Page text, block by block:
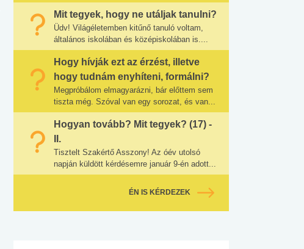
Mit tegyek, hogy ne utáljak tanulni?
Üdv! Világéletemben kitűnő tanuló voltam,
általános iskolában és középiskolában is....
Hogy hívják ezt az érzést, illetve
hogy tudnám enyhíteni, formálni?
Megpróbálom elmagyarázni, bár előttem sem
tiszta még. Szóval van egy sorozat, és van...
Hogyan tovább? Mit tegyek? (17) -
II.
Tisztelt Szakértő Asszony! Az óév utolsó
napján küldött kérdésemre január 9-én adott...
ÉN IS KÉRDEZEK